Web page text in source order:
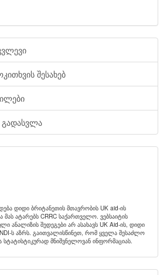
შესახებ
გადასვლა
დიდი ბრიტანეთის მთავრობის UK aid-ის
ატარებს CRRC საქართველო. ვებსაიტის
ანალიზის შედეგები არ ასახავს UK Aid-ის, დიდი
ს აზრს. გაითვალისწინეთ, რომ ყველა შესაძლო
მნიშვნელოვან ინფორმაციას.